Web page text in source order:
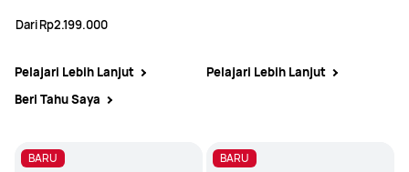
DariRp2.199.000
Pelajari Lebih Lanjut
Beri Tahu Saya
Pelajari Lebih Lanjut
BARU BARU